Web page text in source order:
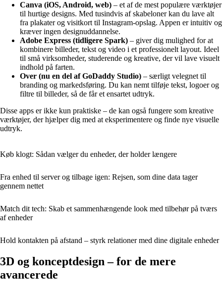
Canva (iOS, Android, web) – et af de mest populære værktøjer
til hurtige designs. Med tusindvis af skabeloner kan du lave alt
fra plakater og visitkort til Instagram-opslag. Appen er intuitiv og
kræver ingen designuddannelse.
Adobe Express (tidligere Spark) – giver dig mulighed for at
kombinere billeder, tekst og video i et professionelt layout. Ideel
til små virksomheder, studerende og kreative, der vil lave visuelt
indhold på farten.
Over (nu en del af GoDaddy Studio) – særligt velegnet til
branding og markedsføring. Du kan nemt tilføje tekst, logoer og
filtre til billeder, så de får et ensartet udtryk.
Disse apps er ikke kun praktiske – de kan også fungere som kreative
værktøjer, der hjælper dig med at eksperimentere og finde nye visuelle
udtryk.
Køb klogt: Sådan vælger du enheder, der holder længere
Fra enhed til server og tilbage igen: Rejsen, som dine data tager
gennem nettet
Match dit tech: Skab et sammenhængende look med tilbehør på tværs
af enheder
Hold kontakten på afstand – styrk relationer med dine digitale enheder
3D og konceptdesign – for de mere
avancerede